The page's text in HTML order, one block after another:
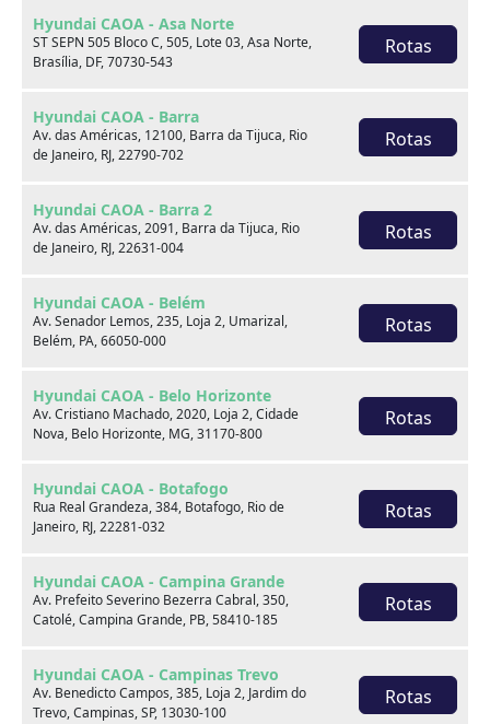
Hyundai CAOA - Asa Norte
ST SEPN 505 Bloco C, 505, Lote 03, Asa Norte,
Brasília, DF, 70730-543
Rotas
Hyundai CAOA - Barra
Av. das Américas, 12100, Barra da Tijuca, Rio
de Janeiro, RJ, 22790-702
Rotas
Hyundai CAOA - Barra 2
Av. das Américas, 2091, Barra da Tijuca, Rio
de Janeiro, RJ, 22631-004
Rotas
Hyundai CAOA - Belém
Av. Senador Lemos, 235, Loja 2, Umarizal,
Belém, PA, 66050-000
Rotas
Hyundai CAOA - Belo Horizonte
Av. Cristiano Machado, 2020, Loja 2, Cidade
Nova, Belo Horizonte, MG, 31170-800
Rotas
Hyundai CAOA - Botafogo
Rua Real Grandeza, 384, Botafogo, Rio de
Janeiro, RJ, 22281-032
Rotas
Hyundai CAOA - Campina Grande
Av. Prefeito Severino Bezerra Cabral, 350,
Catolé, Campina Grande, PB, 58410-185
Rotas
Hyundai CAOA - Campinas Trevo
Av. Benedicto Campos, 385, Loja 2, Jardim do
Trevo, Campinas, SP, 13030-100
Rotas
Venda seu usado
Consórcio